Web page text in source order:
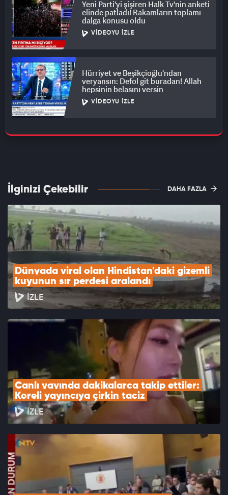
Yeni Parti'yi şişiren Halk Tv'nin anketi
elinde patladı! Rakamların toplamı
dalga konusu oldu
VIDEOYU İZLE
Hürriyet ve Beşikçioğlu'ndan
veryansın: Defol git buradan! Allah
hepsinin belasını versin
VIDEOYU İZLE
İlginizi Çekebilir DAHA FAZLA
Dünyada viral olan Hindistan'daki gizemli
kuyunun sır perdesi aralandı
İZLE
Canlı yayında dakikalarca takip ettiler:
Koreli yayıncıya çirkin taciz
İZLE